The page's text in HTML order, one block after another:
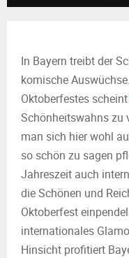
N
U
In Bayern treibt der
komische
Oktoberfestes scheint
Schönheitswahns zu
man sich hier wohl
so schön zu sagen
Jahreszeit auch
die Schönen und
Oktoberfest
internationales
Hinsicht profitiert